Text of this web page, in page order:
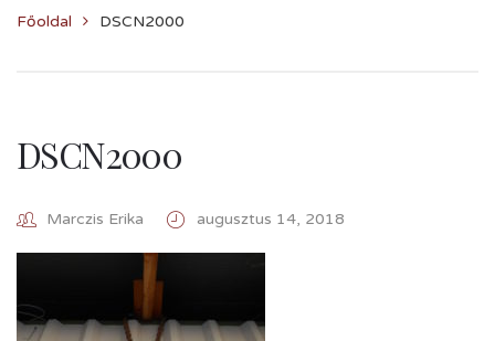
Főoldal DSCN2000
DSCN2000
Marczis Erika augusztus 14, 2018